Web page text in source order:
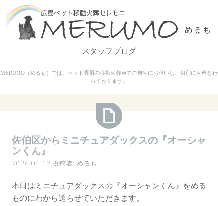
ン
スタッフブログ
MERUMO（めるも）では、ペット専用の移動火葬車でご自宅にお伺いし、個別に火葬を行
っております。
佐
伯
ら
ミ
佐伯区からミニチュアダックスの『オーシャ
ンくん』
2026.04.12 投稿者: めるも
本日はミニチュアダックスの『オーシャンくん』をめる
ものにわから送らせていただきます。